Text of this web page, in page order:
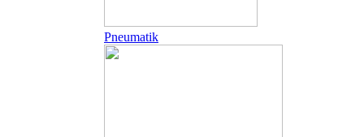
Pneumatik